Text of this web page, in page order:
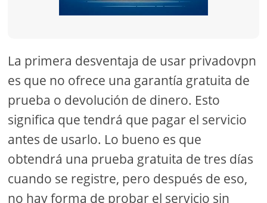
La primera desventaja de usar privadovpn
es que no ofrece una garantía gratuita de
prueba o devolución de dinero. Esto
significa que tendrá que pagar el servicio
antes de usarlo. Lo bueno es que
obtendrá una prueba gratuita de tres días
cuando se registre, pero después de eso,
no hay forma de probar el servicio sin